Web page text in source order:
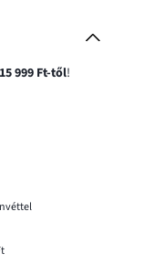
15 999 Ft-től!